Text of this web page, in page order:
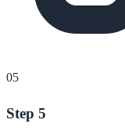
05
Step 5